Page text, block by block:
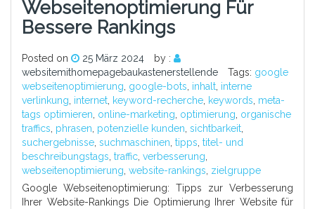
Webseitenoptimierung Für
Bessere Rankings
Posted on 25 März 2024
by :
websitemithomepagebaukastenerstellende
Tags: google
webseitenoptimierung, google-bots, inhalt, interne
verlinkung, internet, keyword-recherche, keywords, meta-
tags optimieren, online-marketing, optimierung, organische
traffics, phrasen, potenzielle kunden, sichtbarkeit,
suchergebnisse, suchmaschinen, tipps, titel- und
beschreibungstags, traffic, verbesserung,
webseitenoptimierung, website-rankings, zielgruppe
Google Webseitenoptimierung: Tipps zur Verbesserung
Ihrer Website-Rankings Die Optimierung Ihrer Website für